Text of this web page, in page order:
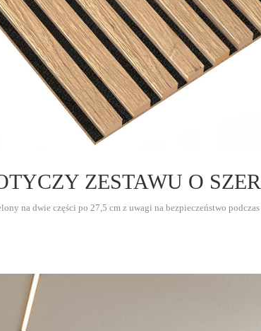
ZESTAWU O
na dwie części po 27,5 cm z uwagi na bezpieczeństwo